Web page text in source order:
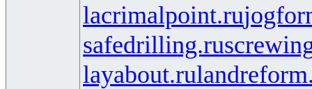
lacrimalpoint.ru
safedrilling.ru
layabout.ru